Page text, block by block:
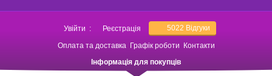
Увійти : Реєстрація 5022 Відгуки
Оплата та доставка Графік роботи
Контакти
Інформація для покупців